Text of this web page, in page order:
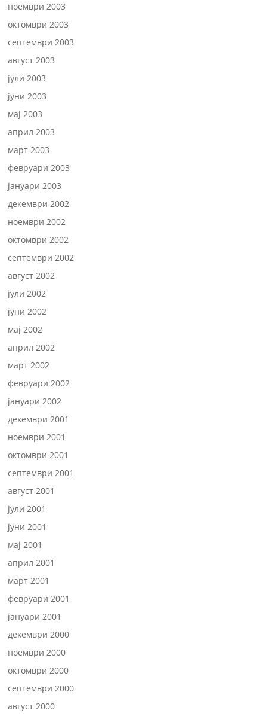
ноември 2003
октомври 2003
септември 2003
август 2003
јули 2003
јуни 2003
мај 2003
април 2003
март 2003
февруари 2003
јануари 2003
декември 2002
ноември 2002
октомври 2002
септември 2002
август 2002
јули 2002
јуни 2002
мај 2002
април 2002
март 2002
февруари 2002
јануари 2002
декември 2001
ноември 2001
октомври 2001
септември 2001
август 2001
јули 2001
јуни 2001
мај 2001
април 2001
март 2001
февруари 2001
јануари 2001
декември 2000
ноември 2000
октомври 2000
септември 2000
август 2000